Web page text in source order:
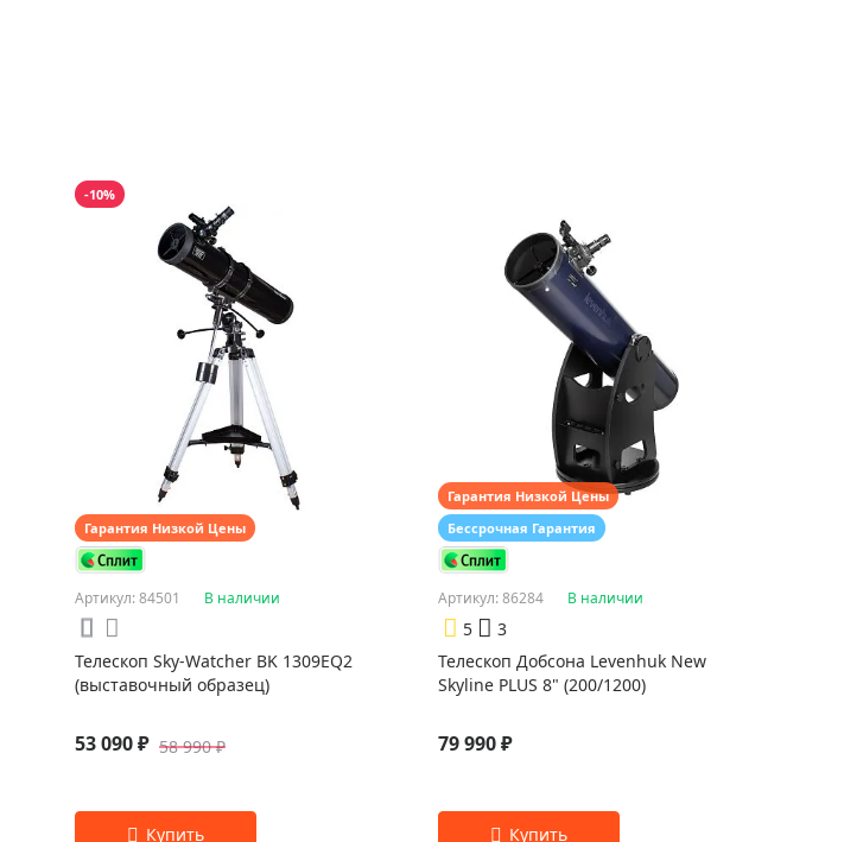
-10%
Гарантия Низкой Цены
Артикул: 84501 В наличии
Телескоп Sky-Watcher BK 1309EQ2
(выставочный образец)
53 090 ₽ 58 990 ₽
Гарантия Низкой Цены
Бессрочная Гарантия
Артикул: 86284 В наличии
5
3
Телескоп Добсона Levenhuk New
Skyline PLUS 8" (200/1200)
79 990 ₽